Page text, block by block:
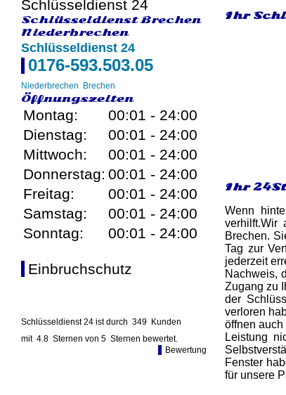
Schlüsseldienst Brechen
Niederbrechen
Schlüsseldienst 24
0176-593.503.05
Niederbrechen Brechen
Öffnungszeiten
Montag:
00:01 - 24:00
Dienstag:
00:01 - 24:00
Mittwoch:
00:01 - 24:00
Donnerstag: 00:01 - 24:00
Freitag:
00:01 - 24:00
Samstag:
00:01 - 24:00
Sonntag:
00:01 - 24:00
Einbruchschutz
Schlüsseldienst 24 ist durch 349 Kunden
mit 4.8 Sternen von 5 Sternen bewertet.
Bewertung
Ihr
Ihr
Wenn
Brechen.
Tag zur
jederzeit
Nachweis,
Zugang zu
der
verloren
öffnen
Leistung
Fenster
für unsere